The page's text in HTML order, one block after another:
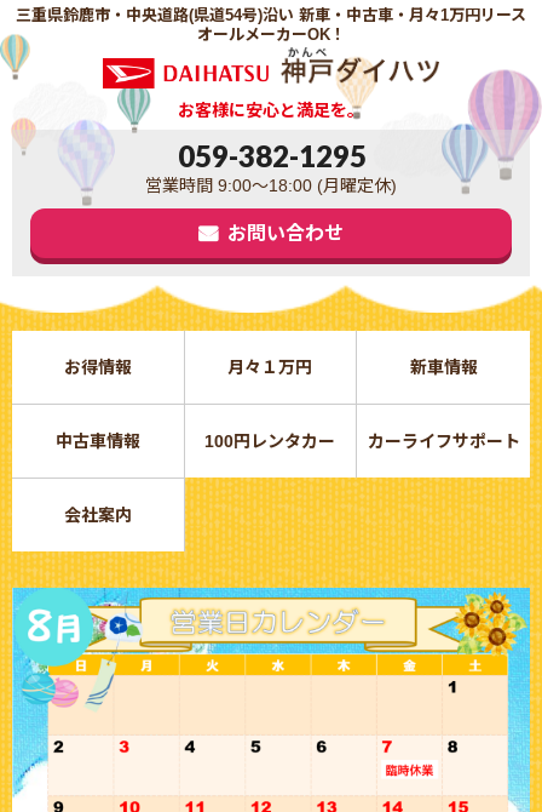
三重県鈴鹿市・中央道路(県道54号)沿い 新車・中古車・月々1万円リース
オールメーカーOK！
お客様に安心と満足を。
059-382-1295
営業時間 9:00～18:00 (月曜定休)
お問い合わせ
お得情報 月々１万円 新車情報
中古車情報 100円レンタカー カーライフサポート
会社案内